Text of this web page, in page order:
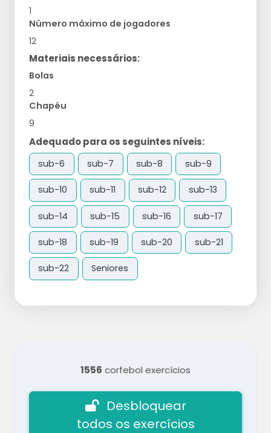
1
Número máximo de jogadores
12
Materiais necessários:
Bolas
2
Chapéu
9
Adequado para os seguintes níveis:
sub-6 sub-7 sub-8 sub-9
sub-10 sub-11 sub-12 sub-13
sub-14 sub-15 sub-16 sub-17
sub-18 sub-19 sub-20 sub-21
sub-22 Seniores
1556 corfebol exercícios
Desbloquear
todos os exercícios